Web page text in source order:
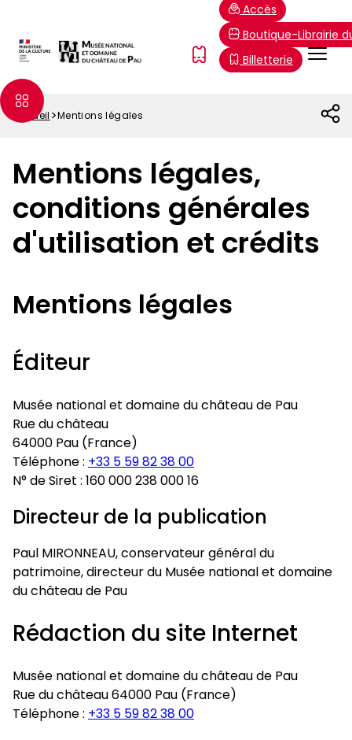
contenu
principal
Menu
FR
Accès
Boutique-Librairie
Billetterie
Fil
Accueil Mentions légales
Mentions légales,
conditions générales
d'utilisation et crédits
Mentions légales
Éditeur
Musée national et domaine du château de Pau
Rue du château
64000 Pau (France)
Téléphone : +33 5 59 82 38 00
N° de Siret : 160 000 238 000 16
Directeur de la publication
Paul MIRONNEAU, conservateur général du
patrimoine, directeur du Musée national et domaine
du château de Pau
Rédaction du site Internet
Musée national et domaine du château de Pau
Rue du château 64000 Pau (France)
Téléphone : +33 5 59 82 38 00